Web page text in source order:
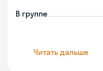
В группе
Читать дальше